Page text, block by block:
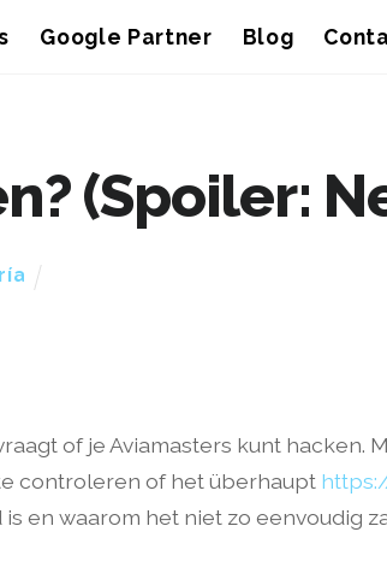
Google Partner Blog
(Spoiler:
of je Aviamasters kunt hacken.
controleren of het überhaupt
en waarom het niet zo eenvoudig